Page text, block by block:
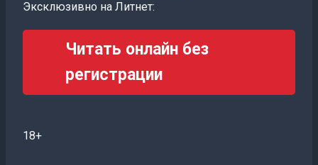
Эксклюзивно на Литнет:
Читать онлайн без
регистрации
18+